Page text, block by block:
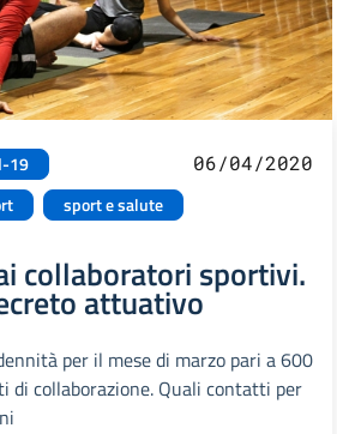
19
sport e salute
06/04/2020
collaboratori sportivi.
attuativo
per il mese di marzo pari a 600
di collaborazione. Quali contatti per